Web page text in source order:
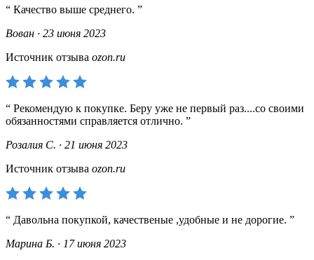
Качество выше среднего.
Вован · 23 июня 2023
Источник отзыва ozon.ru
Рекомендую к покупке. Беру уже не первый раз....со своими
обязанностями справляется отлично.
Розалия С. · 21 июня 2023
Источник отзыва ozon.ru
Давольна покупкой, качественые ,удобные и не дорогие.
Марина Б. · 17 июня 2023